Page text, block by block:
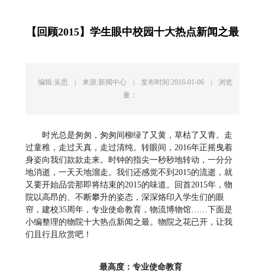
【回顾2015】学生眼中校园十大热点新闻之最
编辑:吴思 | 来源:新闻中心 | 发布时间:2016-01-06 |
浏览
量：
时光总是匆匆，匆匆间柳绿了又黄，草枯了又青。走
过童稚，走过天真，走过清纯。转眼间，2016年正摇曳着
身姿向我们款款走来。时钟的指尖一秒秒地转动，一分分
地消逝，一天天地溜走。我们还感觉不到2015的流逝，就
又要开始品尝那即将结束的2015的味道。回首2015年，物
院以高昂的、不断攀升的姿态，深深烙印入学生们的眼
帘，建校35周年，专业使命教育，物流博物馆……下面是
小编整理的物院十大热点新闻之最。物院之花已开，让我
们且行且欣赏吧！
最高度：专业使命教育